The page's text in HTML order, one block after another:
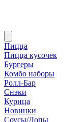
Пицца
Пицца кусочек
Бургеры
Комбо наборы
Ролл-Бар
Снэки
Курица
Новинки
Соусы/Допы